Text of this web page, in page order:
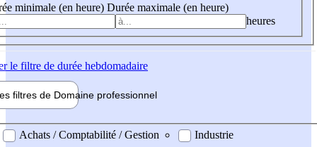
minimale (en heure) Durée maximale (en heure)
heures
le filtre de durée hebdomadaire
filtres de Domaine professionnel
professionel
Achats / Comptabilité / Gestion
Industrie